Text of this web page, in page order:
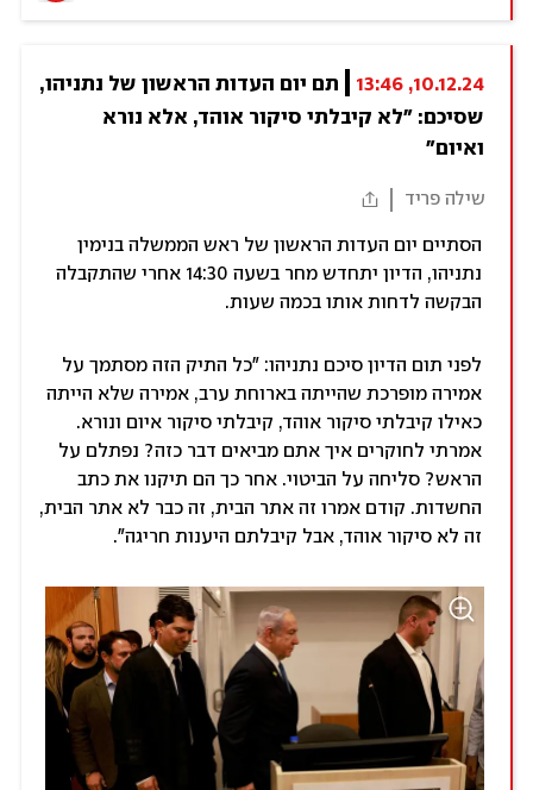
10.12.24, 13:46
ואיום"
שילה פריד
הסתיים יום העדות הראשון של ראש הממשלה בנימין
נתניהו, הדיון יתחדש מחר בשעה 14:30 אחרי שהתקבלה
הבקשה לדחות אותו בכמה שעות.
לפני תום הדיון סיכם נתניהו: "כל התיק הזה מסתמך על
אמירה מופרכת שהייתה בארוחת ערב, אמירה שלא הייתה
כאילו קיבלתי סיקור אוהד, קיבלתי סיקור איום ונורא.
אמרתי לחוקרים איך אתם מביאים דבר כזה? נפתלם על
הראש? סליחה על הביטוי. אחר כך הם תיקנו את כתב
החשדות. קודם אמרו זה אתר הבית, זה כבר לא אתר הבית,
זה לא סיקור אוהד, אבל קיבלתם היענות חריגה".